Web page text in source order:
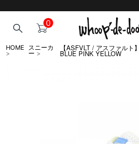
0
HOME
>
スニーカ
ー >
【ASFVLT / アスファルト
BLUE PINK YELLOW